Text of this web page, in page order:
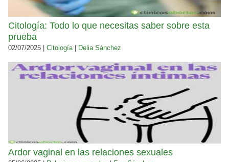
Citología: Todo lo que necesitas saber sobre esta
prueba
02/07/2025 | Citología Delia Sánchez
Ardor vaginal en las relaciones sexuales